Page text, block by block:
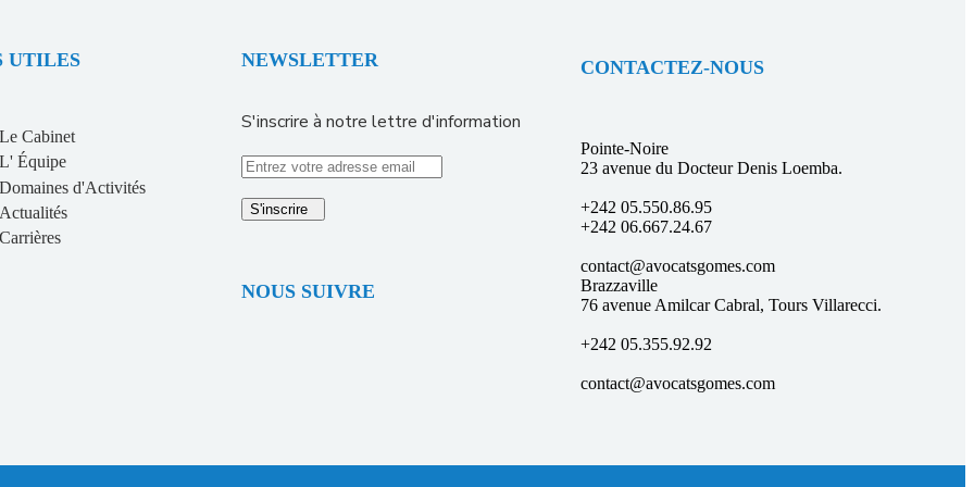
UTILES
Le Cabinet
L' Équipe
Domaines d'Activités
Actualités
Carrières
NEWSLETTER
S'inscrire à notre lettre d'information
S'inscrire
NOUS SUIVRE
CONTACTEZ-NOUS
Pointe-Noire
23 avenue du Docteur Denis Loemba.
+242 05.550.86.95
+242 06.667.24.67
contact@avocatsgomes.com
Brazzaville
76 avenue Amilcar Cabral, Tours Villarecci.
+242 05.355.92.92
contact@avocatsgomes.com